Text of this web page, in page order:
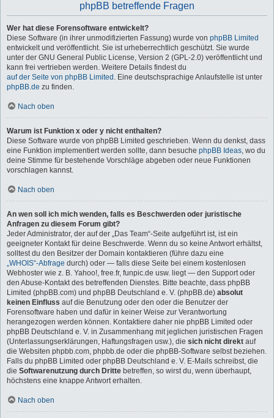
phpBB betreffende Fragen
Wer hat diese Forensoftware entwickelt?
Diese Software (in ihrer unmodifizierten Fassung) wurde von phpBB Limited
entwickelt und veröffentlicht. Sie ist urheberrechtlich geschützt. Sie wurde
unter der GNU General Public License, Version 2 (GPL-2.0) veröffentlicht und
kann frei vertrieben werden. Weitere Details findest du
auf der Seite von phpBB Limited . Eine deutschsprachige Anlaufstelle ist unter
phpBB.de zu finden.
Nach oben
Warum ist Funktion x oder y nicht enthalten?
Diese Software wurde von phpBB Limited geschrieben. Wenn du denkst, dass
eine Funktion implementiert werden sollte, dann besuche phpBB Ideas, wo du
deine Stimme für bestehende Vorschläge abgeben oder neue Funktionen
vorschlagen kannst.
Nach oben
An wen soll ich mich wenden, falls es Beschwerden oder juristische
Anfragen zu diesem Forum gibt?
Jeder Administrator, der auf der „Das Team“-Seite aufgeführt ist, ist ein
geeigneter Kontakt für deine Beschwerde. Wenn du so keine Antwort erhältst,
solltest du den Besitzer der Domain kontaktieren (führe dazu eine
„WHOIS“-Abfrage durch) oder — falls diese Seite bei einem kostenlosen
Webhoster wie z. B. Yahoo!, free.fr, funpic.de usw. liegt — den Support oder
den Abuse-Kontakt des betreffenden Dienstes. Bitte beachte, dass phpBB
Limited (phpBB.com) und phpBB Deutschland e. V. (phpBB.de) absolut
keinen Einfluss auf die Benutzung oder den oder die Benutzer der
Forensoftware haben und dafür in keiner Weise zur Verantwortung
herangezogen werden können. Kontaktiere daher nie phpBB Limited oder
phpBB Deutschland e. V. in Zusammenhang mit jeglichen juristischen Fragen
(Unterlassungserklärungen, Haftungsfragen usw.), die sich nicht direkt auf
die Websiten phpbb.com, phpbb.de oder die phpBB-Software selbst beziehen.
Falls du phpBB Limited oder phpBB Deutschland e. V. E-Mails schreibst, die
die Softwarenutzung durch Dritte betreffen, so wirst du, wenn überhaupt,
höchstens eine knappe Antwort erhalten.
Nach oben